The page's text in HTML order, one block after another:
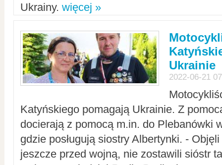
Ukrainy. więcej »
Ukrainie
2022-06-21
Katyńskiego pomagają Ukrainie. Z
docierają z pomocą m.in. do Plebanówki
gdzie posługują siostry Albertynki. -
jeszcze przed wojną, nie zostawili sióstr